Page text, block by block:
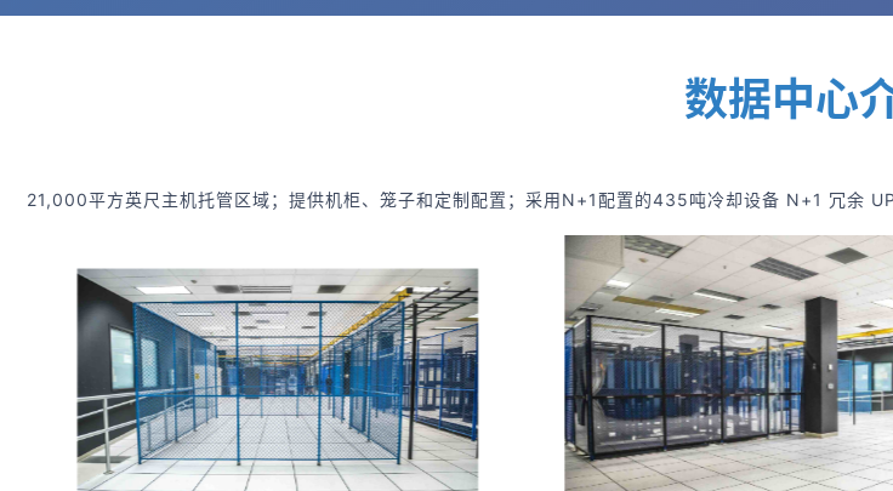
数据中心
21,000平方英尺主机托管区域；提供机柜、笼子和定制配置；采用N+1配置的435吨冷却设备 N+1 冗余